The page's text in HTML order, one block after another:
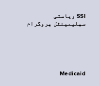
SSI ریاستی
سپلیمینٹل پروگرام
Medicaid